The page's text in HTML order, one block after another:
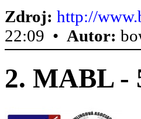
Zdroj: http://
22:09 • Autor:
2. MABL -